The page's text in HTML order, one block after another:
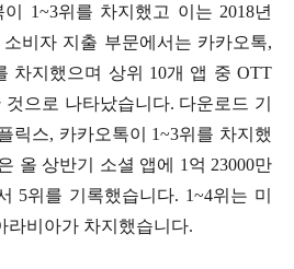
1~3위를 차지했고 이는 2018년
비자 지출 부문에서는 카카오톡,
차지했으며 상위 10개 앱 중 OTT
으로 나타났습니다. 다운로드 기
릭스, 카카오톡이 1~3위를 차지했
올 상반기 소셜 앱에 1억 23000만
5위를 기록했습니다. 1~4위는 미
라비아가 차지했습니다.